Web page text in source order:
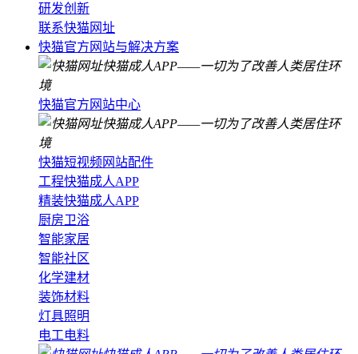
研发创新
联系快猫网址
快猫官方网站与解决方案
快猫官方网站中心
快猫短视频网站配件
工程快猫成人APP
精装快猫成人APP
厨房卫浴
智能家居
智能社区
化学建材
装饰材料
灯具照明
电工电料